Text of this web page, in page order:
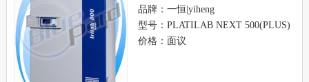
品牌：一恒|yiheng
型号：PLATILAB NEXT 500(PLUS)
价格：面议